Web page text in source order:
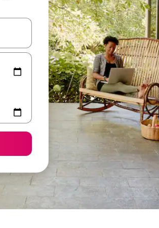
den Pfeiltasten nach oben und unten oder